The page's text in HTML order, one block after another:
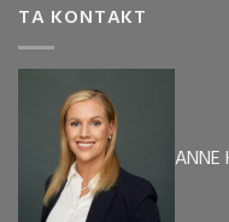
TA KONTAKT
ANNE